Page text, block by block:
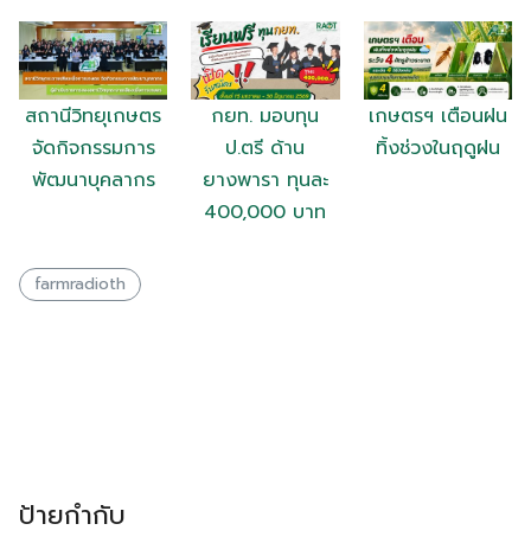
สถานีวิทยุเกษตร
จัดกิจกรรมการ
พัฒนาบุคลากร
กยท. มอบทุน
ป.ตรี ด้าน
ยางพารา ทุนละ
400,000 บาท
เกษตรฯ เตือนฝน
ทิ้งช่วงในฤดูฝน
farmradioth
ป้ายกำกับ